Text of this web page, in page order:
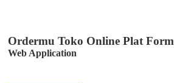
Ordermu Toko Online Plat Form
Web Application